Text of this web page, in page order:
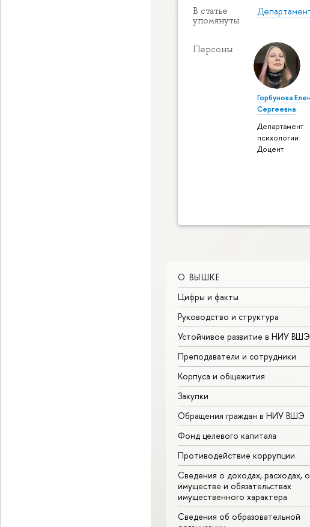
В статье
упомянуты
Персоны
Горбунова
Сергеевна
Департамент
психологии:
Доцент
О ВЫШКЕ
Цифры и факты
Руководство и структура
Устойчивое развитие в НИУ ВШЭ
Преподаватели и сотрудники
Корпуса и общежития
Закупки
Обращения граждан в НИУ ВШЭ
Фонд целевого капитала
Противодействие коррупции
Сведения о доходах, расходах,
имуществе и обязательствах
имущественного характера
Сведения об образовательной